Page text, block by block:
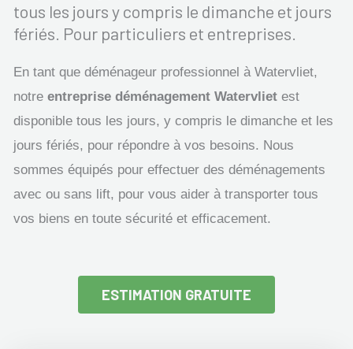
tous les jours y compris le dimanche et jours
fériés. Pour particuliers et entreprises.
En tant que déménageur professionnel à Watervliet,
notre entreprise déménagement Watervliet est
disponible tous les jours, y compris le dimanche et les
jours fériés, pour répondre à vos besoins. Nous
sommes équipés pour effectuer des déménagements
avec ou sans lift, pour vous aider à transporter tous
vos biens en toute sécurité et efficacement.
ESTIMATION GRATUITE